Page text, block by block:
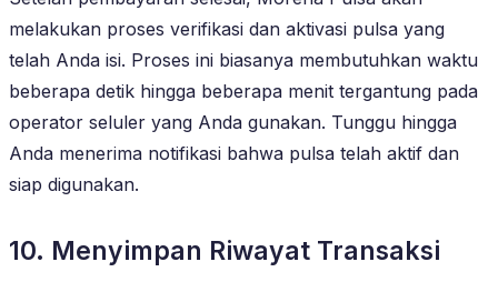
melakukan proses verifikasi dan aktivasi pulsa yang
telah Anda isi. Proses ini biasanya membutuhkan waktu
beberapa detik hingga beberapa menit tergantung pada
operator seluler yang Anda gunakan. Tunggu hingga
Anda menerima notifikasi bahwa pulsa telah aktif dan
siap digunakan.
10. Menyimpan Riwayat Transaksi